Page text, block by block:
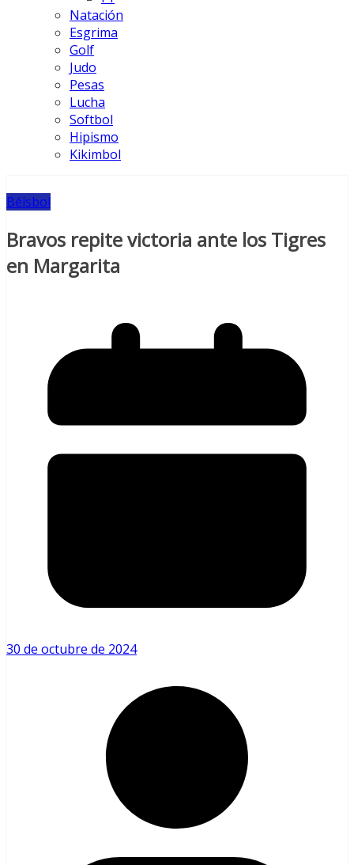
Natación
Esgrima
Golf
Judo
Pesas
Lucha
Softbol
Hipismo
Kikimbol
Béisbol
Bravos repite victoria ante los Tigres
en Margarita
30 de octubre de 2024